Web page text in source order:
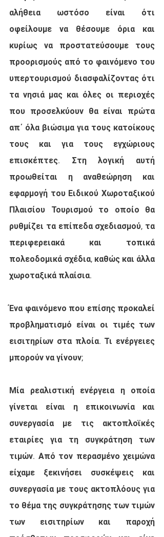
αλήθεια ωστόσο είναι ότι
οφείλουμε να θέσουμε όρια και
κυρίως να προστατεύσουμε τους
προορισμούς από το φαινόμενο του
υπερτουρισμού διασφαλίζοντας ότι
τα νησιά μας και όλες οι περιοχές
που προσελκύουν θα είναι πρώτα
απ΄ όλα βιώσιμα για τους κατοίκους
τους και για τους εγχώριους
επισκέπτες. Στη λογική αυτή
προωθείται η αναθεώρηση και
εφαρμογή του Ειδικού Χωροταξικού
Πλαισίου Τουρισμού το οποίο θα
ρυθμίζει τα επίπεδα σχεδιασμού, τα
περιφερειακά και τοπικά
πολεοδομικά σχέδια, καθώς και άλλα
χωροταξικά πλαίσια.
Ένα φαινόμενο που επίσης προκαλεί
προβληματισμό είναι οι τιμές των
εισιτηρίων στα πλοία. Τι ενέργειες
μπορούν να γίνουν;
Μία ρεαλιστική ενέργεια η οποία
γίνεται είναι η επικοινωνία και
συνεργασία με τις ακτοπλοϊκές
εταιρίες για τη συγκράτηση των
τιμών. Από τον περασμένο χειμώνα
είχαμε ξεκινήσει συσκέψεις και
συνεργασία με τους ακτοπλόους για
το θέμα της συγκράτησης των τιμών
των εισιτηρίων και παροχή